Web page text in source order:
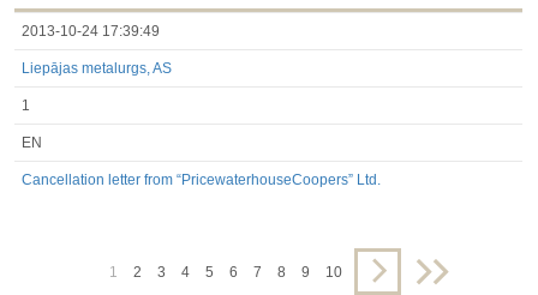
2013-10-24 17:39:49
Liepājas metalurgs, AS
1
EN
Cancellation letter from “PricewaterhouseCoopers” Ltd.
1 2 3 4 5 6 7 8 9 10